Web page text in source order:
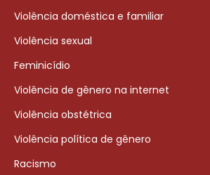
Violência doméstica e familiar
Violência sexual
Feminicídio
Violência de gênero na internet
Violência obstétrica
Violência política de gênero
Racismo